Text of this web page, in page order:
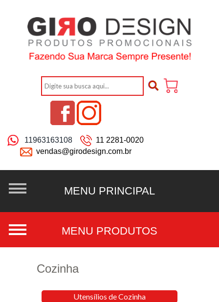
11963163108
11 2281-0020
vendas@girodesign.com.br
Cozinha
Utensílios de Cozinha